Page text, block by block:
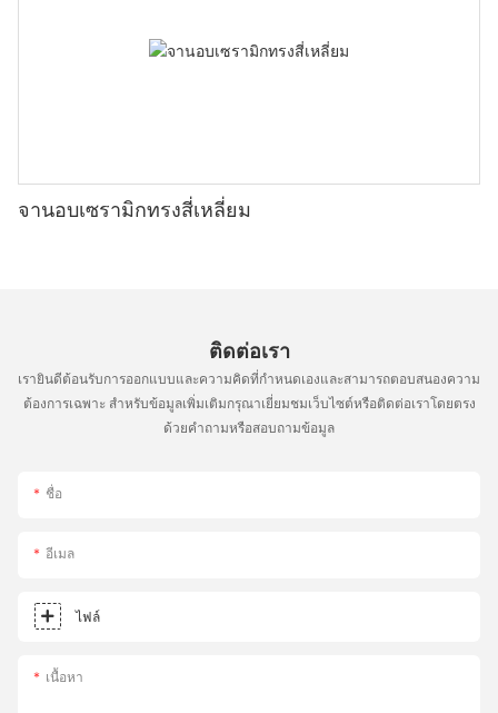
จานอบเซรามิกทรงสี่เหลี่ยม
ติดต่อเรา
เรายินดีต้อนรับการออกแบบและความคิดที่กำหนดเองและสามารถตอบสนองความ
ต้องการเฉพาะ สำหรับข้อมูลเพิ่มเติมกรุณาเยี่ยมชมเว็บไซต์หรือติดต่อเราโดยตรง
ด้วยคำถามหรือสอบถามข้อมูล
ชื่อ
อีเมล
ไฟล์
เนื้อหา